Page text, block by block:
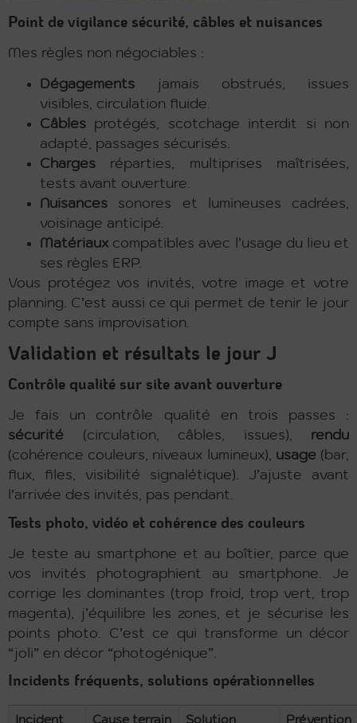
Point de vigilance sécurité, câbles et nuisances
Mes règles non négociables :
Dégagements jamais obstrués, issues
visibles, circulation fluide.
Câbles protégés, scotchage interdit si non
adapté, passages sécurisés.
Charges réparties, multiprises maîtrisées,
tests avant ouverture.
Nuisances sonores et lumineuses cadrées,
voisinage anticipé.
Matériaux compatibles avec l’usage du lieu et
ses règles ERP.
Vous protégez vos invités, votre image et votre
planning. C’est aussi ce qui permet de tenir le jour
compte sans improvisation.
Validation et résultats le jour J
Contrôle qualité sur site avant ouverture
Je fais un contrôle qualité en trois passes :
sécurité (circulation, câbles, issues), rendu
(cohérence couleurs, niveaux lumineux), usage(bar,
flux, files, visibilité signalétique). J’ajuste avant
l’arrivée des invités, pas pendant.
Tests photo, vidéo et cohérence des couleurs
Je teste au smartphone et au boîtier, parce que
vos invités photographient au smartphone. Je
corrige les dominantes (trop froid, trop vert, trop
magenta), j’équilibre les zones, et je sécurise les
points photo. C’est ce qui transforme un décor
“joli” en décor “photogénique”.
Incidents fréquents, solutions opérationnelles
Incident Cause terrain Solution Prévention